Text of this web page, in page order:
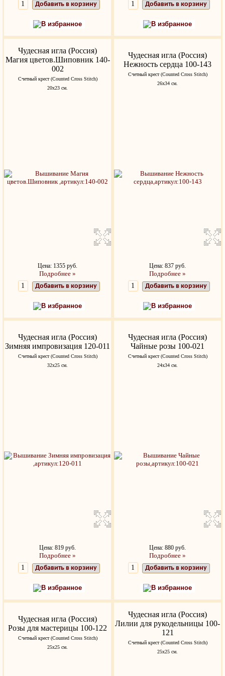
Добавить в корзину
В избранное
Добавить в корзину
В избранное
Чудесная игла (Россия)
Магия цветов.Шиповник 140-
002
Счетный крест (Counted Cross Stitch)
20х23 см.
Цена: 1355 руб.
Подробнее »
Добавить в корзину
В избранное
Чудесная игла (Россия)
Нежность сердца 100-143
Счетный крест (Counted Cross Stitch)
26х34 см.
Цена: 837 руб.
Подробнее »
Добавить в корзину
В избранное
Чудесная игла (Россия)
Зимняя импровизация 120-011
Счетный крест (Counted Cross Stitch)
32х25 см.
Цена: 819 руб.
Подробнее »
Добавить в корзину
В избранное
Чудесная игла (Россия)
Чайные розы 100-021
Счетный крест (Counted Cross Stitch)
24х34 см.
Цена: 880 руб.
Подробнее »
Добавить в корзину
В избранное
Чудесная игла (Россия)
Розы для мастерицы 100-122
Счетный крест (Counted Cross Stitch)
25х25 см.
Чудесная игла (Россия)
Лилии для рукодельницы 100-
121
Счетный крест (Counted Cross Stitch)
25х25 см.